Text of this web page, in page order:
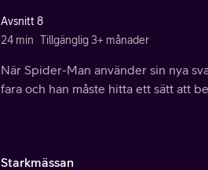
Avsnitt 8
24 min Tillgänglig 3+ månader
När Spider-Man använder sin nya
fara och han måste hitta ett sätt att
Starkmässan